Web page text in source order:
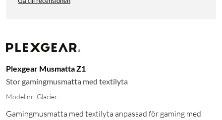
Plexgear Musmatta Z1
Stor gamingmusmatta med textilyta
Modellnr: Glacier
Gamingmusmatta med textilyta anpassad för gaming med